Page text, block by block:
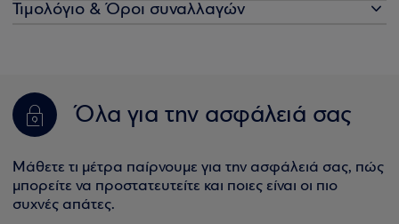
Τιμολόγιο & Όροι συναλλαγών
Όλα για την ασφάλειά σας
Μάθετε τι μέτρα παίρνουμε για την ασφάλειά σας, πώς
μπορείτε να προστατευτείτε και ποιες είναι οι πιο
συχνές απάτες.